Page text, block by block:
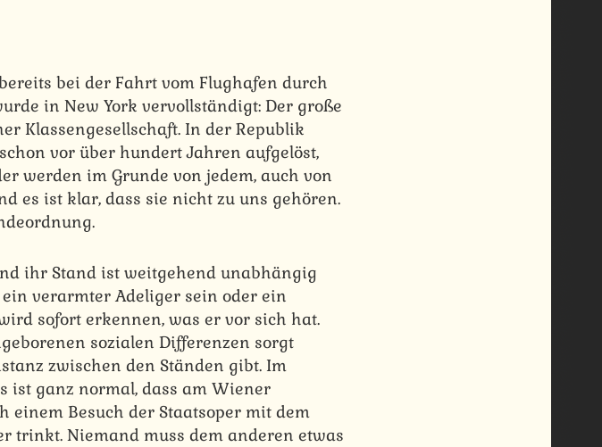
bei der Fahrt vom Flughafen durch
in New York vervollständigt: Der große
Klassengesellschaft. In der Republik
vor über hundert Jahren aufgelöst,
werden im Grunde von jedem, auch von
es ist klar, dass sie nicht zu uns gehören.
ihr Stand ist weitgehend unabhängig
verarmter Adeliger sein oder ein
sofort erkennen, was er vor sich hat.
sozialen Differenzen sorgt
zwischen den Ständen gibt. Im
ist ganz normal, dass am Wiener
Besuch der Staatsoper mit dem
trinkt. Niemand muss dem anderen etwas